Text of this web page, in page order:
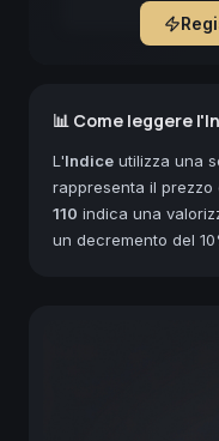
📊 Come leggere
L'Indice utilizza una
rappresenta il prezzo
110 indica una
un decremento del